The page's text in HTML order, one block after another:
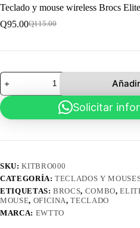
Teclado y mouse wireless Brocs
Q115.00
El
original
Q115.00.
Q95.00El
actual
Q95.00.
Teclado
mouse
wireless
Brocs
Solicitar
SKU:KITBRO000
CATEGORÍA:TECLADOS Y
ETIQUETAS:BROCS, COMBO,
MOUSE, OFICINA,TECLADO
MARCA: EWTTO